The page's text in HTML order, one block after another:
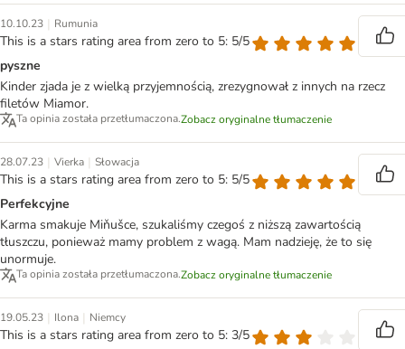
10.10.23 | Rumunia
This is a stars rating area from zero to 5: 5/5
pyszne
Kinder zjada je z wielką przyjemnością, zrezygnował z innych na rzecz
filetów Miamor.
Ta opinia została przetłumaczona.Zobacz oryginalne tłumaczenie
28.07.23 | Vierka | Słowacja
This is a stars rating area from zero to 5: 5/5
Perfekcyjne
Karma smakuje Miňušce, szukaliśmy czegoś z niższą zawartością
tłuszczu, ponieważ mamy problem z wagą. Mam nadzieję, że to się
unormuje.
Ta opinia została przetłumaczona.Zobacz oryginalne tłumaczenie
19.05.23 | Ilona | Niemcy
This is a stars rating area from zero to 5: 3/5